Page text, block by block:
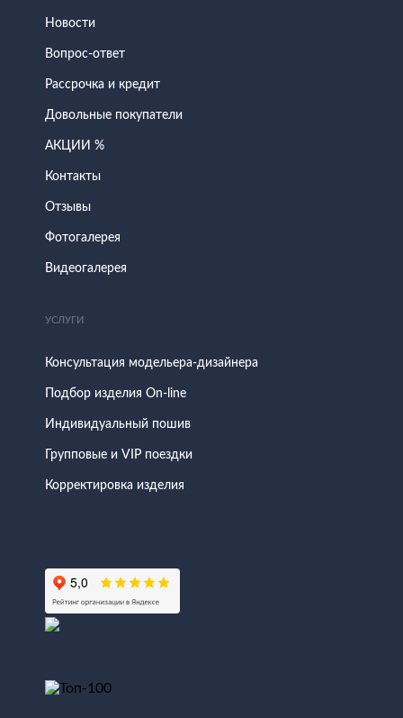
Новости
Вопрос-ответ
Рассрочка и кредит
Довольные покупатели
АКЦИИ %
Контакты
Отзывы
Фотогалерея
Видеогалерея
УСЛУГИ
Консультация модельера-дизайнера
Подбор изделия On-line
Индивидуальный пошив
Групповые и VIP поездки
Корректировка изделия